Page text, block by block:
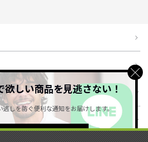
欲しい商品を見逃さない！
逃しを防ぐ便利な通知をお届けします。
詳しくはこちら ＞